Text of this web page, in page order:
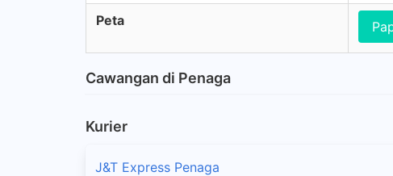
Peta
Cawangan di Penaga
Kurier
J&T Express Penaga